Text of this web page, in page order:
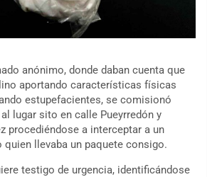
anónimo, donde daban cuenta que
aportando características físicas
estupefacientes, se comisionó
lugar sito en calle Pueyrredón y
procediéndose a interceptar a un
llevaba un paquete consigo.
testigo de urgencia, identificándose